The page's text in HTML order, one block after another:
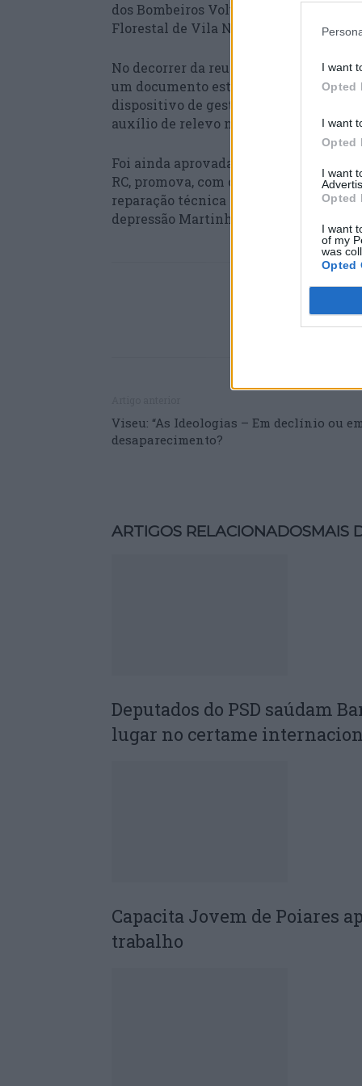
I want
Opted
I want
Opted
I want
Opted
I want
of my
was
Opted
dos Bombeiros Voluntários de Góis e
Florestal de Vila Nova do Ceira.
No decorrer da reunião, foi aprovado o
um documento estratégico que tem
dispositivo de gestão integrada de
auxílio de relevo no planeamento do
Foi ainda aprovada a Tomada de
RC, promova, com caráter de
reparação técnica e funcional dos
depressão Martinho.
Viseu: “As Ideologias – Em declínio ou
desaparecimento?
ARTIGOS RELACIONADOSMAIS
Deputados do PSD saúdam
lugar no certame
Capacita Jovem de Poiares
trabalho